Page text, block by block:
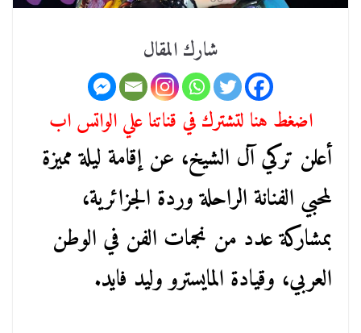
شارك المقال
اضغط هنا لتشترك في قناتنا علي الواتس اب
أعلن تركي آل الشيخ، عن إقامة ليلة مميزة
لمحبي الفنانة الراحلة وردة الجزائرية،
بمشاركة عدد من نجمات الفن في الوطن
العربي، وقيادة المايسترو وليد فايد.